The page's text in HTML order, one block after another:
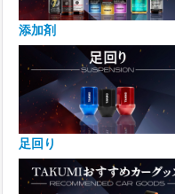
添加剤
足回り